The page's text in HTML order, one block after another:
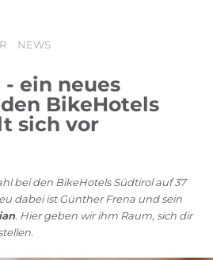
NEWS
- ein neues
BikeHotels
sich vor
bei den BikeHotels Südtirol auf 37
dabei ist Günther Frena und sein
. Hier geben wir ihm Raum, sich dir